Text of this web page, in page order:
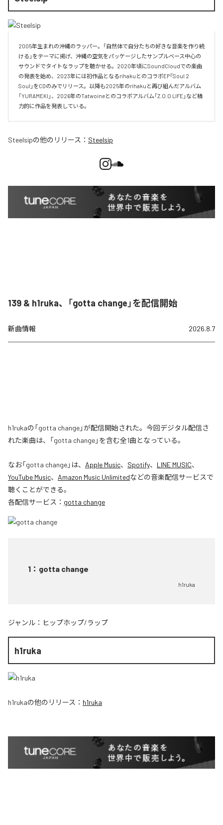
2005年生まれの沖縄のラッパー。「自然体で自分たちの好きな音楽を作り続
ける」をテーマに掲げ、沖縄の空気をパッケージしたサンプルベース中心の
サウンドでタイトなラップを聴かせる。2020年頃にSoundCloudでの楽曲
の発表を始め、2023年には初作品となるrihakuとのコラボEP「Soul 2
Soul」をCDのみでリリース。以降も2025年のrihakuと再び組んだアルバム
「YURAMEKI」、2026年のTatwoineとのコラボアルバム「Z.O.O LIFE」など精
力的に作品を発表している。
Steelsipの他のリリース： Steelsip
139 & h1ruka、「gotta change」を配信開始
新曲情報 2026.8.7
h1rukaの「gotta change」が配信開始された。今回デジタル配信さ
れた楽曲は、「gotta change」を含む全1曲となっている。
なお「gotta change」は、 Apple Music、 Spotify、 LINE MUSIC、
YouTube Music、 Amazon Music Unlimitedなどの音楽配信サービスで
聴くことができる。
各配信サービス： gotta change
1 ： gotta change
h1ruka
ジャンル： ヒップホップ/ラップ
h1ruka
h1rukaの他のリリース： h1ruka